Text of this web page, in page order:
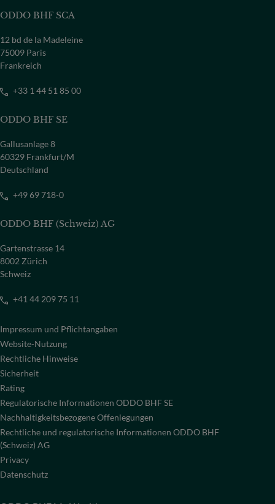
ODDO BHF SCA
12 bd de la Madeleine
75009 Paris
Frankreich
+33 1 44 51 85 00
ODDO BHF SE
Gallusanlage 8
60329 Frankfurt/M
Deutschland
+49 69 718-0
ODDO BHF (Schweiz) AG
Gartenstrasse 14
8002 Zürich
Schweiz
+41 44 209 75 11
Impressum und Pflichtangaben
Website-Nutzung
Rechtliche Hinweise
Sicherheit
Rating
Regulatorische Informationen ODDO BHF SE
Nachhaltigkeitsbezogene Offenlegungen
Rechtliche und regulatorische Informationen ODDO BHF
(Schweiz) AG
Privacy
Datenschutz